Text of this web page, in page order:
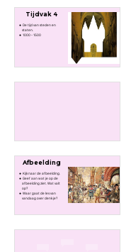
Tijdvak 4
De tijd van steden en
staten.
1000 - 1500
Afbeelding
Kijk naar de afbeelding.
Geef aan wat je op de
afbeelding ziet. Wat valt
op?
Waar gaat de les van
vandaag over denk je?